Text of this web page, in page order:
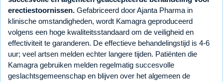
erectiestoornissen. Gefabriceerd door Ajanta Pharma in
klinische omstandigheden, wordt Kamagra geproduceerd
volgens een hoge kwaliteitsstandaard om de veiligheid en
effectiviteit te garanderen. De effectieve behandelingstijd is 4-6
uur; veel artsen melden echter langere tijden. Patiënten die
Kamagra gebruiken melden regelmatig succesvolle
geslachtsgemeenschap en blijven over het algemeen de